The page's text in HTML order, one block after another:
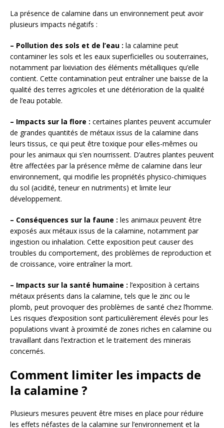
La présence de calamine dans un environnement peut avoir
plusieurs impacts négatifs :
– Pollution des sols et de l’eau : la calamine peut
contaminer les sols et les eaux superficielles ou souterraines,
notamment par lixiviation des éléments métalliques qu’elle
contient. Cette contamination peut entraîner une baisse de la
qualité des terres agricoles et une détérioration de la qualité
de l’eau potable.
– Impacts sur la flore : certaines plantes peuvent accumuler
de grandes quantités de métaux issus de la calamine dans
leurs tissus, ce qui peut être toxique pour elles-mêmes ou
pour les animaux qui s’en nourrissent. D’autres plantes peuvent
être affectées par la présence même de calamine dans leur
environnement, qui modifie les propriétés physico-chimiques
du sol (acidité, teneur en nutriments) et limite leur
développement.
– Conséquences sur la faune : les animaux peuvent être
exposés aux métaux issus de la calamine, notamment par
ingestion ou inhalation. Cette exposition peut causer des
troubles du comportement, des problèmes de reproduction et
de croissance, voire entraîner la mort.
– Impacts sur la santé humaine : l’exposition à certains
métaux présents dans la calamine, tels que le zinc ou le
plomb, peut provoquer des problèmes de santé chez l’homme.
Les risques d’exposition sont particulièrement élevés pour les
populations vivant à proximité de zones riches en calamine ou
travaillant dans l’extraction et le traitement des minerais
concernés.
Comment limiter les impacts de
la calamine ?
Plusieurs mesures peuvent être mises en place pour réduire
les effets néfastes de la calamine sur l’environnement et la